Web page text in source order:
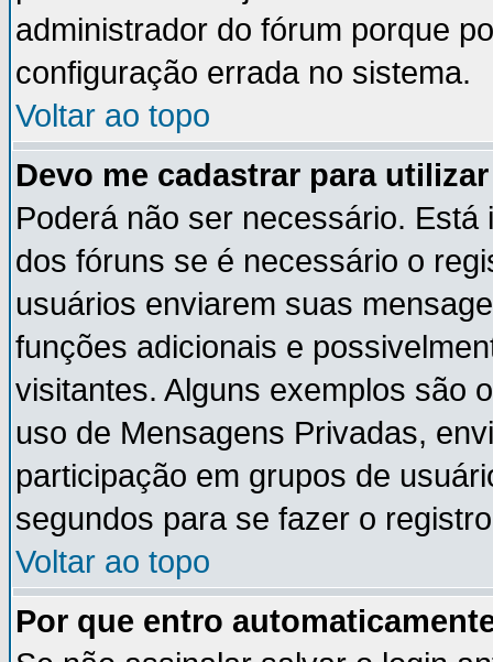
administrador do fórum porque
configuração errada no sistema.
Voltar ao topo
Devo me cadastrar para
Poderá não ser necessário.
dos fóruns se é necessário o
usuários enviarem suas
funções adicionais e
visitantes. Alguns exemplos são
uso de Mensagens Privadas,
participação em grupos de
segundos para se fazer o
Voltar ao topo
Por que entro